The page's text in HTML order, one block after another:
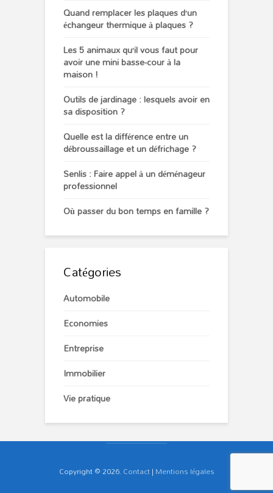
Quand remplacer les plaques d’un
échangeur thermique à plaques ?
Les 5 animaux qu’il vous faut pour
avoir une mini basse-cour à la
maison !
Outils de jardinage : lesquels avoir en
sa disposition ?
Quelle est la différence entre un
débroussaillage et un défrichage ?
Senlis : Faire appel à un déménageur
professionnel
Où passer du bon temps en famille ?
Catégories
Automobile
Economies
Entreprise
Immobilier
Vie pratique
Copyright © 2026.Contact| Mentions légales